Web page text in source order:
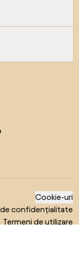
Cookie-uri
de confidențialitate
Termeni de utilizare